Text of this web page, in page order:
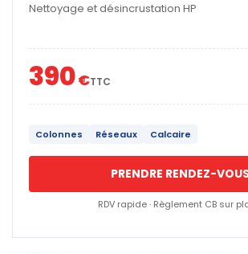
Nettoyage et désincrustation HP
390€TTC
Colonnes Réseaux Calcaire
PRENDRE RENDEZ-
RDV rapide · Règlement CB sur